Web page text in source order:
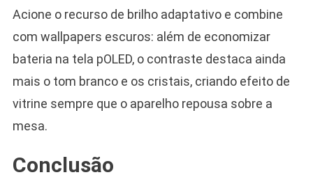
Acione o recurso de brilho adaptativo e combine
com wallpapers escuros: além de economizar
bateria na tela pOLED, o contraste destaca ainda
mais o tom branco e os cristais, criando efeito de
vitrine sempre que o aparelho repousa sobre a
mesa.
Conclusão